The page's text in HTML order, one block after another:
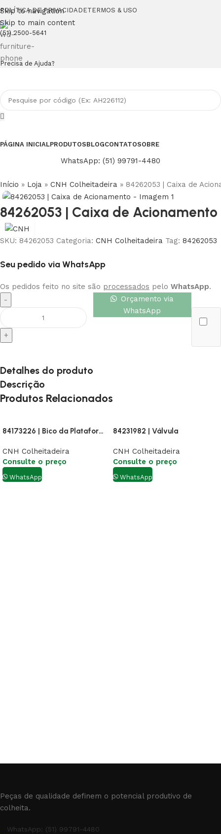
Skip to navigation
Skip to main content
POLÍTICA DE PRIVACIDADETERMOS & USO
(51) 2500-5641
Precisa de Ajuda?
PÁGINA INICIALPRODUTOSBLOGCONTATOSOBRE
WhatsApp: (51) 99791-4480
Início » Loja » CNH Colheitadeira » 84262053 | Caixa de
84262053 | Caixa de Acionamento
SKU: 84262053 Categoria: CNH Colheitadeira Tag: 84262053
Seu pedido via WhatsApp
Os pedidos feito no site são processados pelo WhatsApp.
WhatsApp
Detalhes do produto
Descrição
Produtos Relacionados
84173226 | Bico da Plataforma
CNH Colheitadeira
Consulte o preço
WhatsApp
84231982 | Válvula
CNH Colheitadeira
Consulte o preço
WhatsApp
Peças de qualidade definem o potencial produtivo de
colheita.
WhatsApp: (51) 99791-4480